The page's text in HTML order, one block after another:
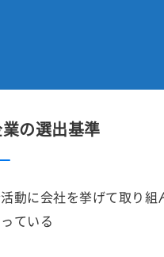
の選出基準
動に会社を挙げて取り組
ている